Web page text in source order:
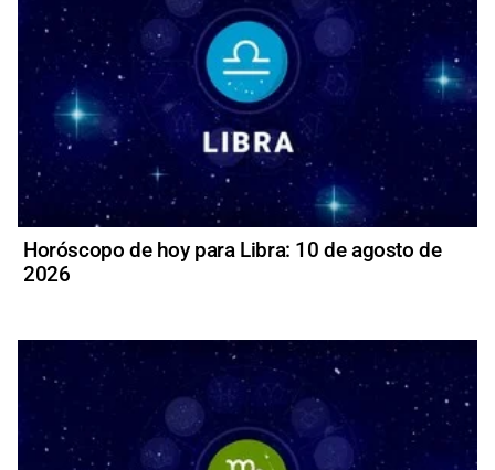
Horóscopo de hoy para Libra: 10 de agosto de
2026